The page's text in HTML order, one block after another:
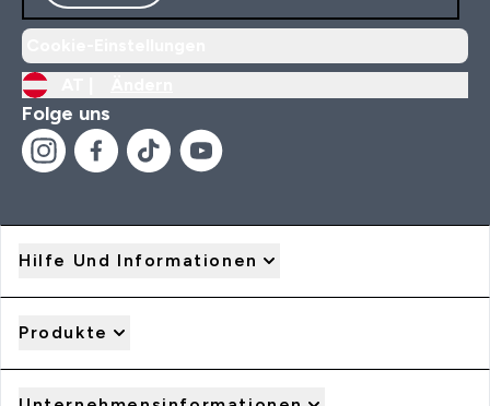
Folge uns
Hilfe Und Informationen
Produkte